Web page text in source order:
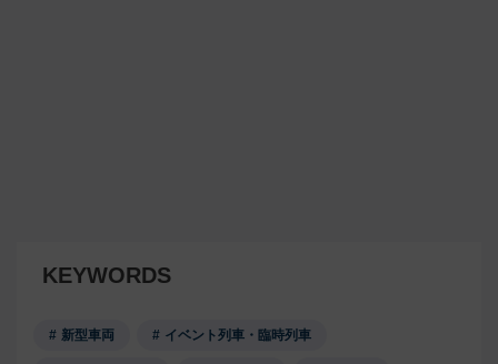
KEYWORDS
新型車両 イベント列車・臨時列車